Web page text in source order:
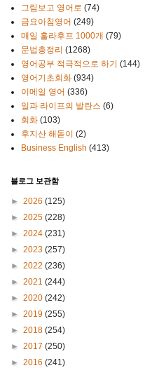
그림보고 영어로 (74)
금요아침영어 (249)
매일 훌라후프 1000개 (79)
문법총정리 (1268)
영어공부 적극적으로 하기 (144)
영어기초회화 (934)
이메일 영어 (336)
일과 라이프의 발란스 (6)
회화 (103)
후지산 해돋이 (2)
Business English (413)
블로그 보관함
► 2026 (125)
► 2025 (228)
► 2024 (231)
► 2023 (257)
► 2022 (236)
► 2021 (244)
► 2020 (242)
► 2019 (255)
► 2018 (254)
► 2017 (250)
► 2016 (241)